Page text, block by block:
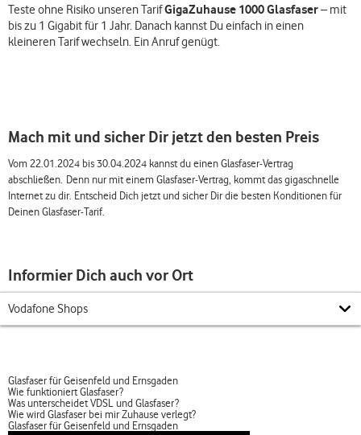
Teste ohne Risiko unseren TarifGigaZuhause 1000 Glasfaser– mit
bis zu 1 Gigabit für 1 Jahr. Danach kannst Du einfach in einen
kleineren Tarif wechseln. Ein Anruf genügt.
Mach mit und sicher Dir jetzt den besten Preis
Vom 22.01.2024 bis 30.04.2024 kannst du einen Glasfaser-Vertrag
abschließen. Denn nur mit einem Glasfaser-Vertrag, kommt das gigaschnelle
Internet zu dir. Entscheid Dich jetzt und sicher Dir die besten Konditionen für
Deinen Glasfaser-Tarif.
Informier Dich auch vor Ort
Vodafone Shops
Glasfaser für Geisenfeld und Ernsgaden
Wie funktioniert Glasfaser?
Was unterscheidet VDSL und Glasfaser?
Wie wird Glasfaser bei mir Zuhause verlegt?
Glasfaser für Geisenfeld und Ernsgaden